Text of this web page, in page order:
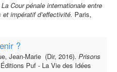
La Cour pénale internationale entre
impératif d’effectivité. Paris,
?
Jean-Marie (Dir, 2016). Prisons
Puf - La Vie des Idées